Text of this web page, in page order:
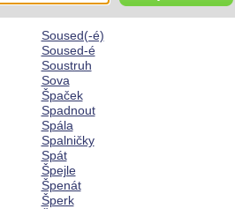
Soused(-é)
Soused-é
Soustruh
Sova
Špaček
Spadnout
Spála
Spalničky
Spát
Špejle
Špenát
Šperk